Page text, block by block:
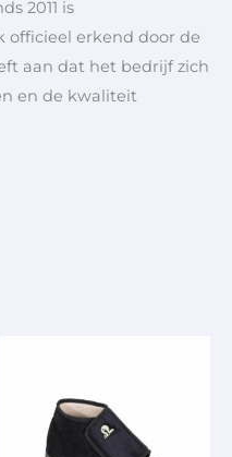
2011 is
officieel erkend door de
aan dat het bedrijf zich
en de kwaliteit